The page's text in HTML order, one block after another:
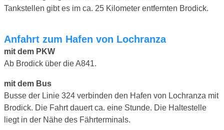
Tankstellen gibt es im ca. 25 Kilometer entfernten Brodick.
Anfahrt zum Hafen von Lochranza
mit dem PKW
Ab Brodick über die A841.
mit dem Bus
Busse der Linie 324 verbinden den Hafen von Lochranza mit
Brodick. Die Fahrt dauert ca. eine Stunde. Die Haltestelle
liegt in der Nähe des Fährterminals.